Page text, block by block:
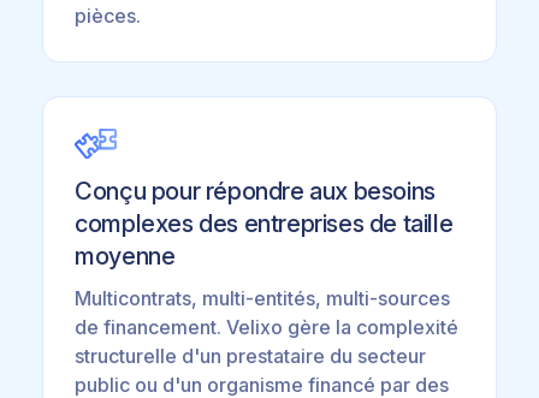
pièces.
Conçu pour répondre aux besoins
complexes des entreprises de taille
moyenne
Multicontrats, multi-entités, multi-sources
de financement. Velixo gère la complexité
structurelle d'un prestataire du secteur
public ou d'un organisme financé par des